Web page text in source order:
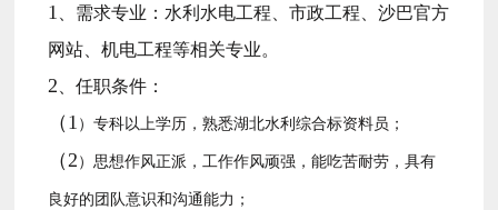
1 、需求专业：水利水电工程、市政工程、沙巴官方
网站、机电工程等相关专业。
2 、任职条件：
（1 ）专科以上学历，熟悉湖北水利综合标资料员；
（2 ）思想作风正派，工作作风顽强，能吃苦耐劳，具有
良好的团队意识和沟通能力；